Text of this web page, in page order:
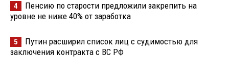
4
Пенсию по старости предложили закрепить на
уровне не ниже 40% от заработка
5
Путин расширил список лиц с судимостью для
заключения контракта с ВС РФ